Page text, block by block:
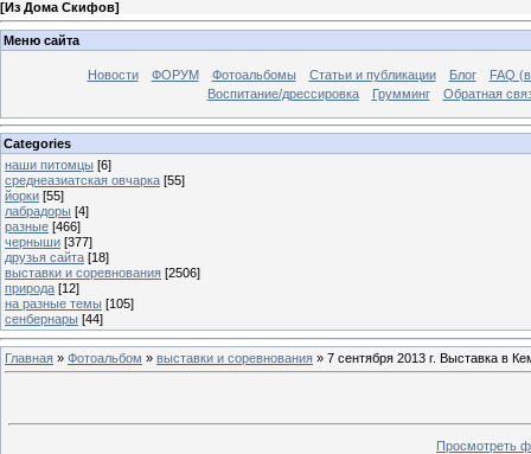
[Из Дома Скифов]
Меню сайта
Новости ФОРУМ Фотоальбомы Статьи и публикации Блог
FAQ
Воспитание/дрессировка
Грумминг Обратная
Categories
наши питомцы [6]
среднеазиатская овчарка [55]
йорки [55]
лабрадоры [4]
разные [466]
черныши [377]
друзья сайта [18]
выставки и соревнования [2506]
природа [12]
на разные темы [105]
сенбернары [44]
Главная » Фотоальбом » выставки и соревнования » 7 сентября 2013 г. Выставка в
Просмотреть